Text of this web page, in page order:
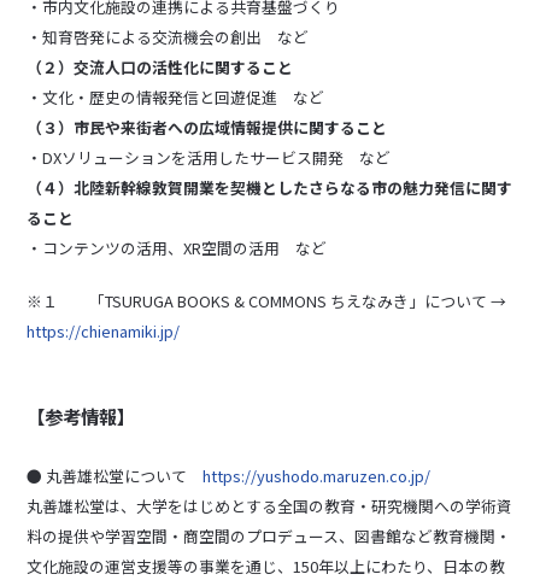
・市内文化施設の連携による共育基盤づくり
・知育啓発による交流機会の創出 など
（２）交流人口の活性化に関すること
・文化・歴史の情報発信と回遊促進 など
（３）市民や来街者への広域情報提供に関すること
・DXソリューションを活用したサービス開発 など
（４）北陸新幹線敦賀開業を契機としたさらなる市の魅力発信に関す
ること
・コンテンツの活用、XR空間の活用 など
※１ 「TSURUGA BOOKS & COMMONS ちえなみき」について →
https://chienamiki.jp/
【参考情報】
● 丸善雄松堂についてhttps://yushodo.maruzen.co.jp/
丸善雄松堂は、大学をはじめとする全国の教育・研究機関への学術資
料の提供や学習空間・商空間のプロデュース、図書館など教育機関・
文化施設の運営支援等の事業を通じ、150年以上にわたり、日本の教